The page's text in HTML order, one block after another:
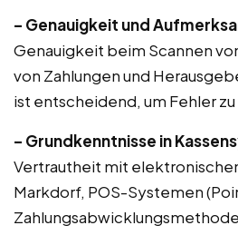
– Genauigkeit und
Genauigkeit beim Scannen
von Zahlungen und
ist entscheidend, um Fehler
– Grundkenntnisse in
Vertrautheit mit
Markdorf, POS-Systemen